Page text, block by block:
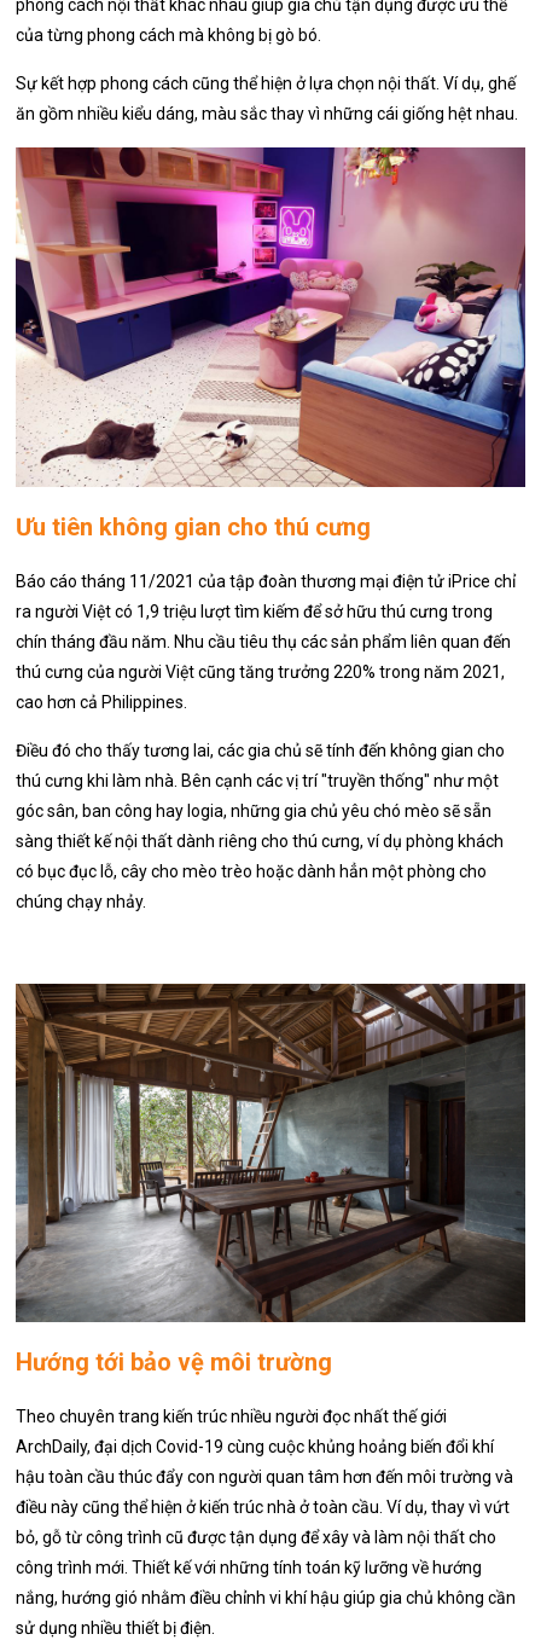
phong cách nội thất khác nhau giúp gia chủ tận dụng được ưu thế
của từng phong cách mà không bị gò bó.
Sự kết hợp phong cách cũng thể hiện ở lựa chọn nội thất. Ví dụ, ghế
ăn gồm nhiều kiểu dáng, màu sắc thay vì những cái giống hệt nhau.
Ưu tiên không gian cho thú cưng
Báo cáo tháng 11/2021 của tập đoàn thương mại điện tử iPrice chỉ
ra người Việt có 1,9 triệu lượt tìm kiếm để sở hữu thú cưng trong
chín tháng đầu năm. Nhu cầu tiêu thụ các sản phẩm liên quan đến
thú cưng của người Việt cũng tăng trưởng 220% trong năm 2021,
cao hơn cả Philippines.
Điều đó cho thấy tương lai, các gia chủ sẽ tính đến không gian cho
thú cưng khi làm nhà. Bên cạnh các vị trí "truyền thống" như một
góc sân, ban công hay logia, những gia chủ yêu chó mèo sẽ sẵn
sàng thiết kế nội thất dành riêng cho thú cưng, ví dụ phòng khách
có bục đục lỗ, cây cho mèo trèo hoặc dành hẳn một phòng cho
chúng chạy nhảy.
Hướng tới bảo vệ môi trường
Theo chuyên trang kiến trúc nhiều người đọc nhất thế giới
ArchDaily, đại dịch Covid-19 cùng cuộc khủng hoảng biến đổi khí
hậu toàn cầu thúc đẩy con người quan tâm hơn đến môi trường và
điều này cũng thể hiện ở kiến trúc nhà ở toàn cầu. Ví dụ, thay vì vứt
bỏ, gỗ từ công trình cũ được tận dụng để xây và làm nội thất cho
công trình mới. Thiết kế với những tính toán kỹ lưỡng về hướng
nắng, hướng gió nhằm điều chỉnh vi khí hậu giúp gia chủ không cần
sử dụng nhiều thiết bị điện.